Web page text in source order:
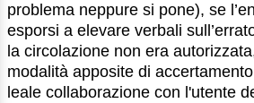
problema neppure si pone), se
esporsi a elevare verbali
la circolazione non era
modalità apposite di
leale collaborazione con l'utente